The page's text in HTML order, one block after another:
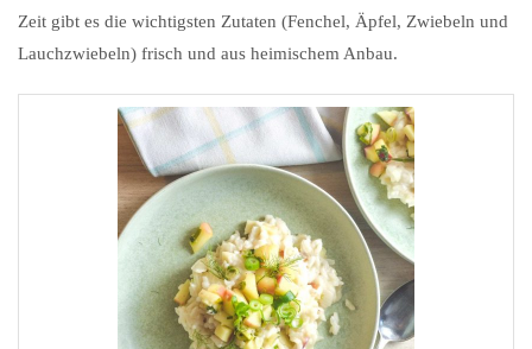
Zeit gibt es die wichtigsten Zutaten (Fenchel, Äpfel, Zwiebeln und
Lauchzwiebeln) frisch und aus heimischem Anbau.